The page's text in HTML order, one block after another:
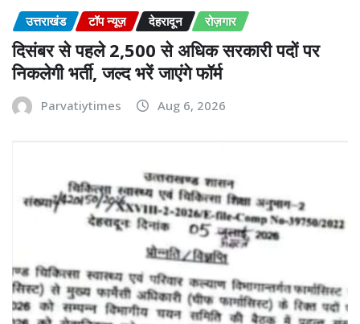
उत्तराखंड टॉप न्यूज़ देहरादून रोज़गार
दिसंबर से पहले 2,500 से अधिक सरकारी पदों पर
निकलेगी भर्ती, जल्द भरें जाएंगे फॉर्म
Parvatiytimes Aug 6, 2026